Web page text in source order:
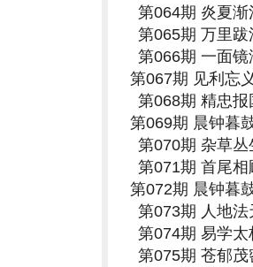
第064期 炎夏
第065期 万里
第066期 一面
第067期 见利忘
第068期 精忠
第069期 晨钟暮
第070期 杂草
第071期 首尾
第072期 晨钟暮
第073期 人地
第074期 易学
第075期 苍郁